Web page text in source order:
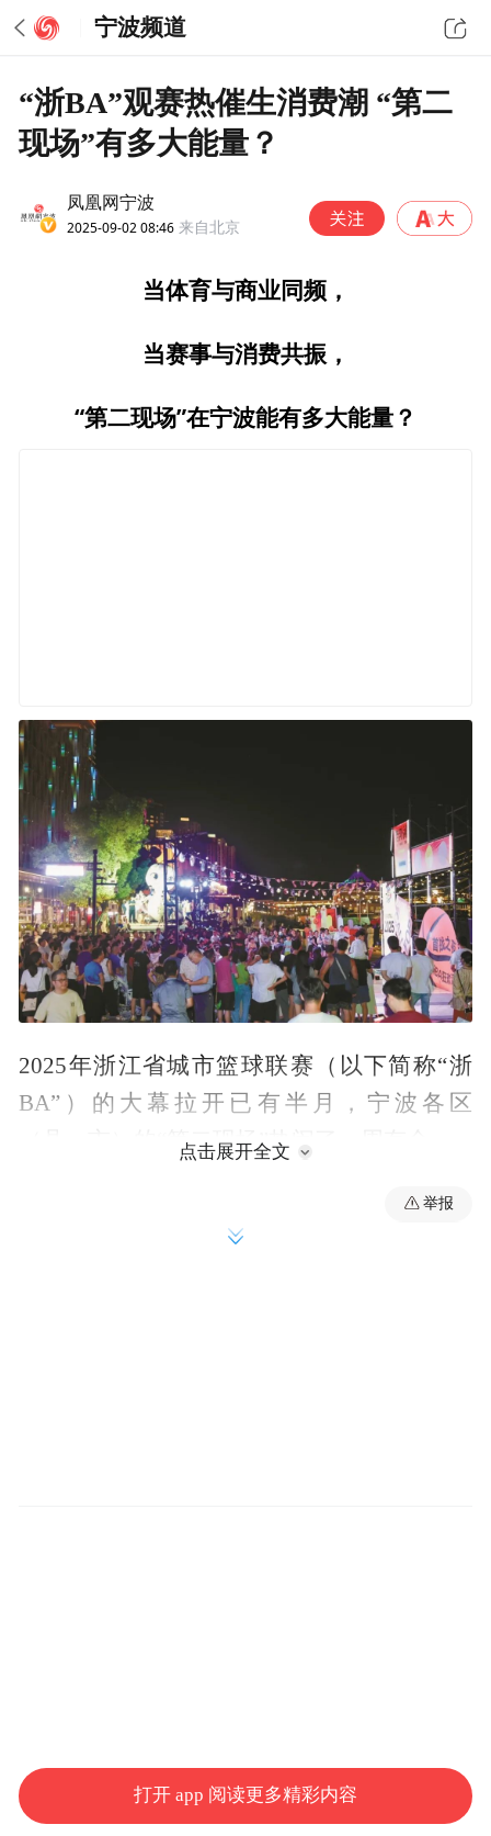
宁波频道
“浙BA”观赛热催生消费潮 “第二
现场”有多大能量？
凤凰网宁波
2025-09-02 08:46 来自北京
当体育与商业同频，
当赛事与消费共振，
“第二现场”在宁波能有多大能量？
2025年浙江省城市篮球联赛（以下简称“浙
BA”）的大幕拉开已有半月，宁波各区
（县、市）的“第二现场”热闹了一周有余。
目前，在市、县两级的商务、公安部门及宁
波商业联合会商业广场分会的推动下，全市
看球赛，与喝饮料也很搭。转播现场附近，
蜜雪冰城、糖纸、肯德基等饮品门店的销量
点击展开全文
举报
打开 app 阅读更多精彩内容